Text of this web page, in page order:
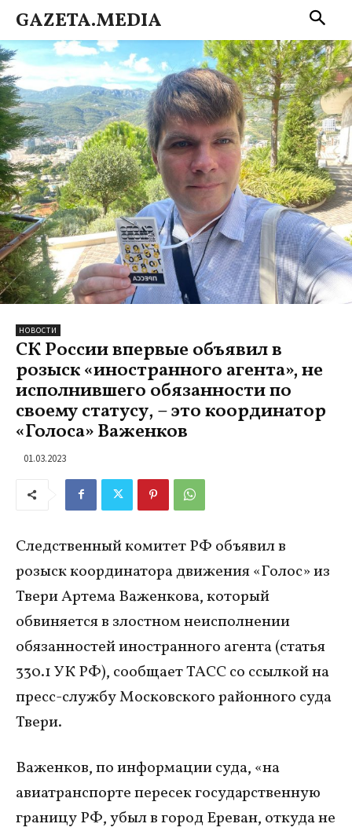
GAZETA.MEDIA
НОВОСТИ
СК России впервые объявил в
розыск «иностранного агента», не
исполнившего обязанности по
своему статусу, – это координатор
«Голоса» Важенков
01.03.2023
Следственный комитет РФ объявил в
розыск координатора движения «Голос» из
Твери Артема Важенкова, который
обвиняется в злостном неисполнении
обязанностей иностранного агента (статья
330.1 УК РФ), сообщает ТАСС со ссылкой на
пресс-службу Московского районного суда
Твери.
Важенков, по информации суда, «на
авиатранспорте пересек государственную
границу РФ, убыл в город Ереван, откуда не